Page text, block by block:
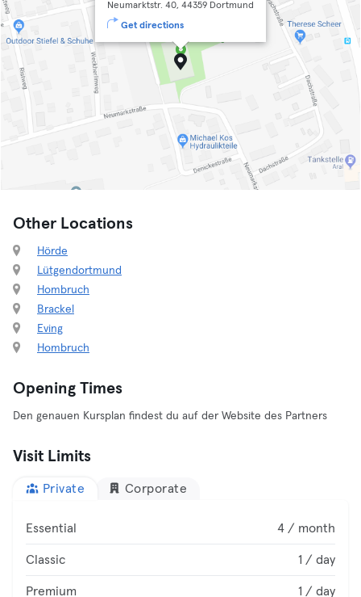
Neumarktstr. 40, 44359 Dortmund
Get directions
Other Locations
Hörde
Lütgendortmund
Hombruch
Brackel
Eving
Hombruch
Opening Times
Den genauen Kursplan findest du auf der Website des Partners
Visit Limits
Private Corporate
Essential 4 / month
Classic 1 / day
Premium 1 / day